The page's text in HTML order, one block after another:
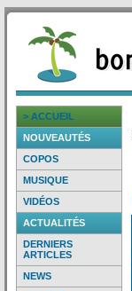
> ACCUEIL
NOUVEAUTÉS
COPOS
MUSIQUE
VIDÉOS
ACTUALITÉS
DERNIERS
ARTICLES
NEWS